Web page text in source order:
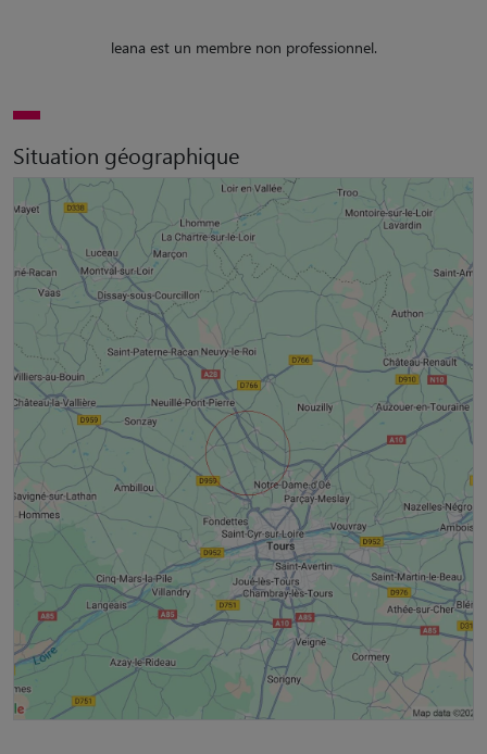
leana est un membre non professionnel.
Situation géographique